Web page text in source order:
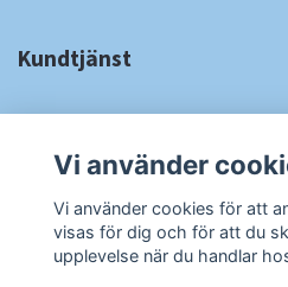
Kundtjänst
Sociala medier
Vi använder
Vi använder cookies för att
visas för dig och för att du
upplevelse när du handlar